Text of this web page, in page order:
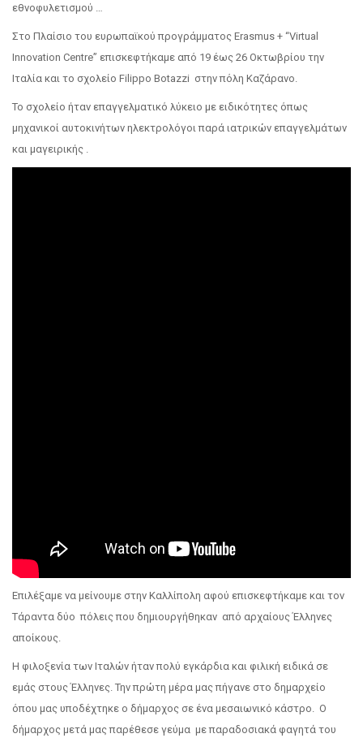
εθνοφυλετισμού …
Στο Πλαίσιο του ευρωπαϊκού προγράμματος Erasmus + “Virtual
Innovation Centre” επισκεφτήκαμε από 19 έως 26 Οκτωβρίου την
Ιταλία και το σχολείο Filippo Botazzi στην πόλη Καζάρανο.
Το σχολείο ήταν επαγγελματικό λύκειο με ειδικότητες όπως
μηχανικοί αυτοκινήτων ηλεκτρολόγοι παρά ιατρικών επαγγελμάτων
και μαγειρικής .
Επιλέξαμε να μείνουμε στην Καλλίπολη αφού επισκεφτήκαμε και τον
Τάραντα δύο πόλεις που δημιουργήθηκαν από αρχαίους Έλληνες
αποίκους.
Η φιλοξενία των Ιταλών ήταν πολύ εγκάρδια και φιλική ειδικά σε
εμάς στους Έλληνες. Την πρώτη μέρα μας πήγανε στο δημαρχείο
όπου μας υποδέχτηκε ο δήμαρχος σε ένα μεσαιωνικό κάστρο. Ο
δήμαρχος μετά μας παρέθεσε γεύμα με παραδοσιακά φαγητά του